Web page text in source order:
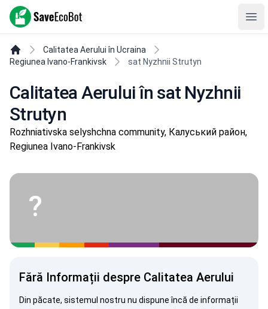
SaveEcoBot
Calitatea Aerului în Ucraina
Regiunea Ivano-Frankivsk
sat Nyzhnii Strutyn
Calitatea Aerului în sat Nyzhnii
Strutyn
Rozhniativska selyshchna community, Калуський район,
Regiunea Ivano-Frankivsk
?
Fără Informații despre Calitatea Aerului
Din păcate, sistemul nostru nu dispune încă de informații